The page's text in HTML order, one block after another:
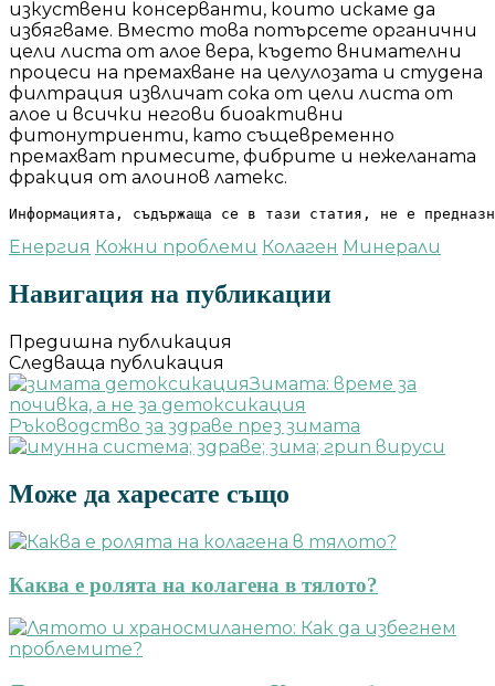
изкуствени консерванти, които искаме да
избягваме. Вместо това потърсете органични
цели листа от алое вера, където внимателни
процеси на премахване на целулозата и студена
филтрация извличат сока от цели листа от
алое и всички негови биоактивни
фитонутриенти, като същевременно
премахват примесите, фибрите и нежеланата
фракция от алоинов латекс.
Информацията, съдържаща се в тази статия, не е
Енергия Кожни проблеми Колаген Минерали
Навигация на публикации
Предишна публикация
Следваща публикация
Зимата: време за
почивка, а не за детоксикация
Ръководство за здраве през зимата
Може да харесате също
Каква е ролята на колагена в тялото?